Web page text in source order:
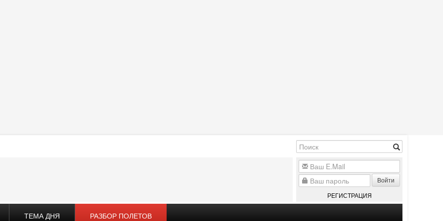
Войти
РЕГИСТРАЦИЯ
ТЕМА ДНЯ РАЗБОР ПОЛЕТОВ